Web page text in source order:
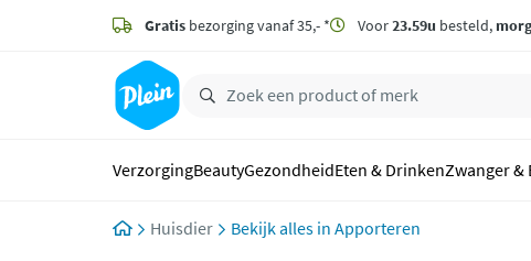
zoeken
hoofdinhoud
Gratis bezorging vanaf 35,- * Voor23.59u besteld,
VerzorgingBeautyGezondheidEten & DrinkenZwanger &
Huisdier Apporteren